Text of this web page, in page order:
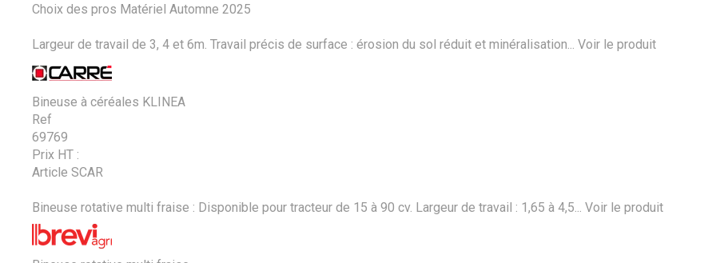
Choix des pros Matériel Automne 2025
Largeur de travail de 3, 4 et 6m. Travail précis de surface : érosion du sol réduit et minéralisation... Voir le produit
Bineuse à céréales KLINEA
Ref
69769
Prix HT :
Article SCAR
Bineuse rotative multi fraise : Disponible pour tracteur de 15 à 90 cv. Largeur de travail : 1,65 à 4,5... Voir le produit